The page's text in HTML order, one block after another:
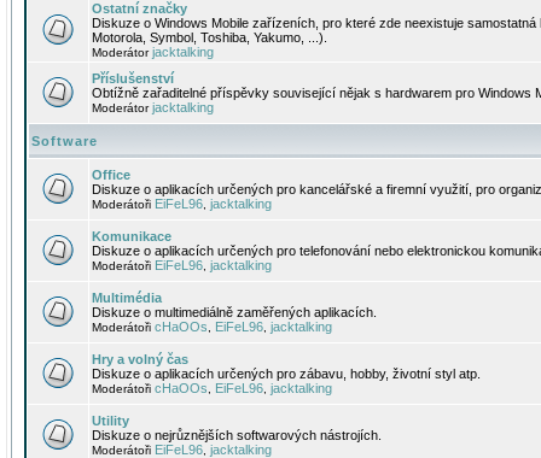
Ostatní značky
Diskuze o Windows Mobile zařízeních, pro které zde neexistuje
Motorola, Symbol, Toshiba, Yakumo, ...).
Moderátorjacktalking
Příslušenství
Obtížně zařaditelné příspěvky související nějak s hardwarem pro Windows
Moderátorjacktalking
Software
Office
Diskuze o aplikacích určených pro kancelářské a firemní využití, pro
Moderátoři EiFeL96 jacktalking
Komunikace
Diskuze o aplikacích určených pro telefonování nebo elektronickou
Moderátoři EiFeL96 jacktalking
Multimédia
Diskuze o multimediálně zaměřených aplikacích.
Moderátoři cHaOOs EiFeL96 jacktalking
Hry a volný čas
Diskuze o aplikacích určených pro zábavu, hobby, životní styl atp.
Moderátoři cHaOOs EiFeL96 jacktalking
Utility
Diskuze o nejrůznějších softwarových nástrojích.
Moderátoři EiFeL96 jacktalking